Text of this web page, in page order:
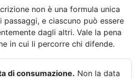
non è una formula unica
passaggi, e ciascuno può essere
dagli altri. Vale la pena
in cui li percorre chi difende.
di consumazione. Non la data